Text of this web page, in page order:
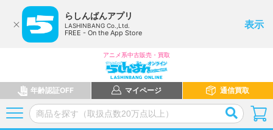
らしんばんアプリ
LASHINBANG Co.,Ltd.
FREE - On the App Store
表示
アニメ系中古販売・買取
年齢認証OFF マイページ 通信買取